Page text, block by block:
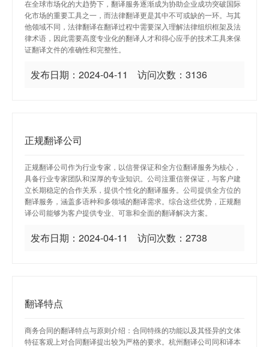
在全球市场化的大趋势下，翻译服务逐渐成为协助企业成功突破国际
化市场的重要工具之一，而法律翻译更是其中不可或缺的一环。与其
他领域不同，法律翻译在翻译过程中需要深入理解法律组织框架及法
律术语，因此需要高度专业化的翻译人才和得心应手的技术工具来保
证翻译文件的准确性和完整性。
发布日期：2024-04-11 访问次数：3136
正规翻译公司
正规翻译公司作为行业专家，以信誉保证和全方位翻译服务为核心，
具备行业专家团队和深厚的专业知识。公司注重信誉保证，与客户建
立长期稳定的合作关系，提供个性化的翻译服务。公司提供全方位的
翻译服务，涵盖多语种和多领域的翻译需求。综合这些优势，正规翻
译公司能够为客户提供专业、可靠和全面的翻译解决方案。
发布日期：2024-04-11 访问次数：2738
翻译特点
商务合同的翻译特点与原则介绍：合同特殊的功能以及其怪异的文体
特征客观上对合同翻译提出较为严格的要求。杭州翻译公司同和译本